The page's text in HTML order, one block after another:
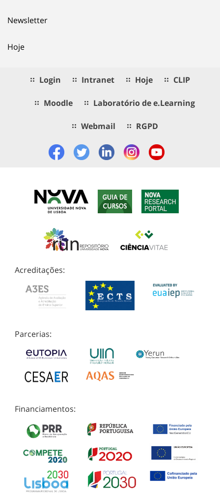
Newsletter
Hoje
Login Intranet Hoje CLIP
Moodle Laboratório de e.Learning
Webmail RGPD
Acreditações:
Parcerias:
Financiamentos: